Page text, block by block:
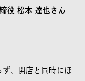
役 松本 達也さん
、開店と同時にほ